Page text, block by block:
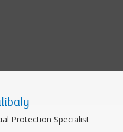
Protection Specialist